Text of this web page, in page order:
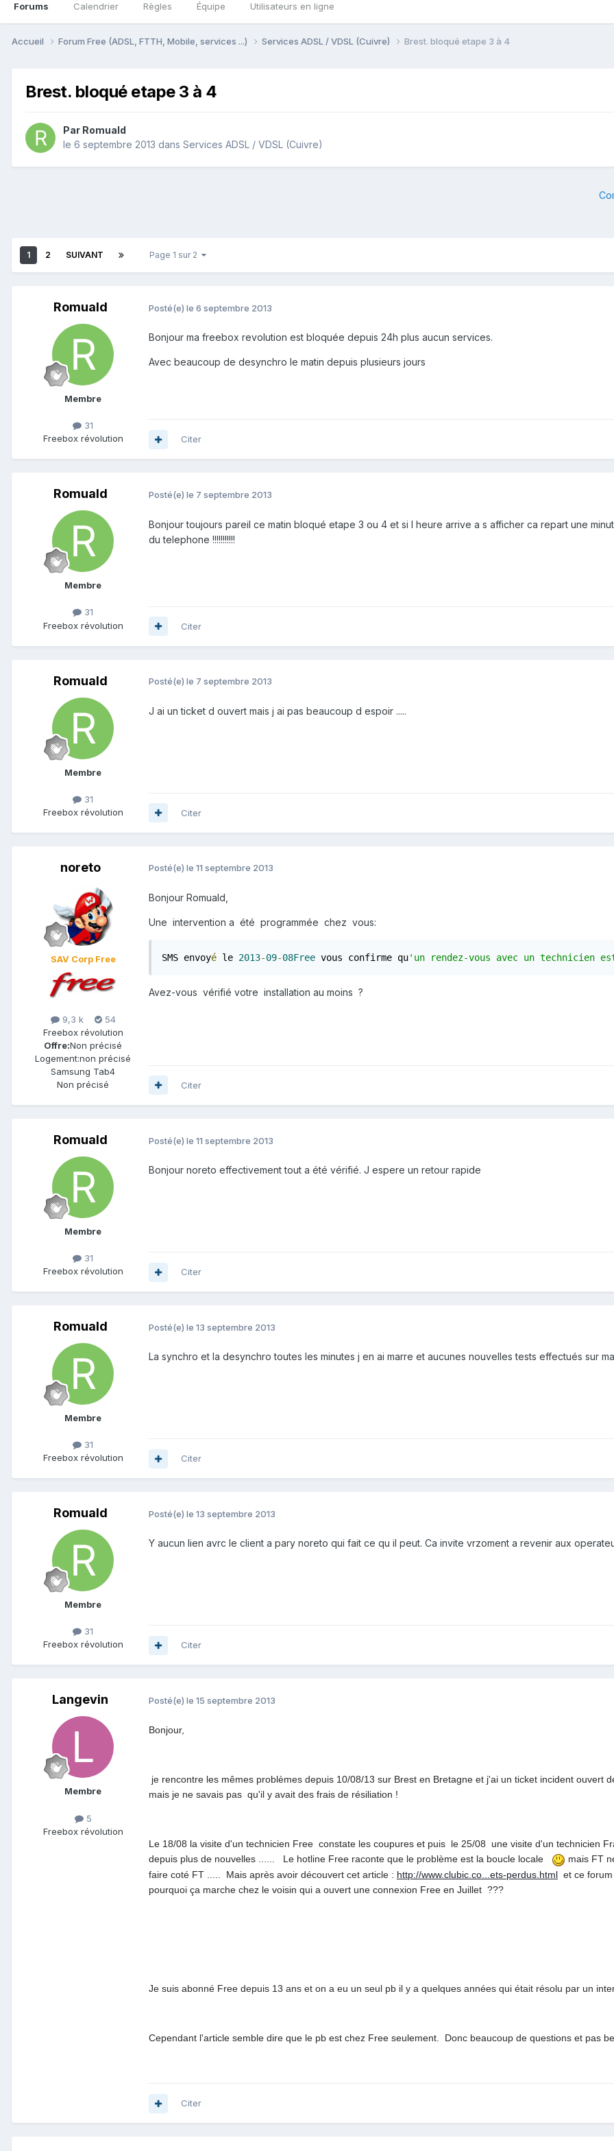
Forums Calendrier Règles Équipe Utilisateurs en ligne
Accueil Forum Free (ADSL, FTTH, Mobile, services ...) Services ADSL / VDSL (Cuivre) Brest. bloqué etape 3 à 4
Brest. bloqué etape 3 à 4
Par Romuald
le 6 septembre 2013 dans Services ADSL / VDSL (Cuivre)
1 2 SUIVANT Page 1 sur 2
Romuald
Membre
31
Freebox révolution
Posté(e) le 6 septembre 2013
Bonjour ma freebox revolution est bloquée depuis 24h plus aucun services.
Avec beaucoup de desynchro le matin depuis plusieurs jours
Citer
Romuald
Membre
31
Freebox révolution
Posté(e) le 7 septembre 2013
Bonjour toujours pareil ce matin bloqué etape 3 ou 4 et si l heure arrive a s afficher ca repart une
du telephone !!!!!!!!!!!
Citer
Romuald
Membre
31
Freebox révolution
Posté(e) le 7 septembre 2013
J ai un ticket d ouvert mais j ai pas beaucoup d espoir .....
Citer
noreto
SAV Corp Free
9,3 k
54
Freebox révolution
Offre:Non précisé
Logement:non précisé
Samsung Tab4
Non précisé
Posté(e) le 11 septembre 2013
Bonjour Romuald,
Une intervention a été programmée chez vous:
SMS envoyé le 2013-09-08Free vous confirme qu'un rendez-vous avec un technicien
Avez-vous vérifié votre installation au moins ?
Citer
Romuald
Membre
31
Freebox révolution
Posté(e) le 11 septembre 2013
Bonjour noreto effectivement tout a été vérifié. J espere un retour rapide
Citer
Romuald
Membre
31
Freebox révolution
Posté(e) le 13 septembre 2013
La synchro et la desynchro toutes les minutes j en ai marre et aucunes nouvelles tests effectués sur
Citer
Romuald
Membre
31
Freebox révolution
Posté(e) le 13 septembre 2013
Y aucun lien avrc le client a pary noreto qui fait ce qu il peut. Ca invite vrzoment a revenir aux
Citer
Langevin
Membre
5
Freebox révolution
Posté(e) le 15 septembre 2013
Bonjour,
je rencontre les mêmes problèmes depuis 10/08/13 sur Brest en Bretagne et j'ai un ticket incident ouvert
mais je ne savais pas qu'il y avait des frais de résiliation !
Le 18/08 la visite d'un technicien Free constate les coupures et puis le 25/08 une visite d'un technicien
depuis plus de nouvelles ...... Le hotline Free raconte que le problème est la boucle locale
mais FT
faire coté FT ..... Mais après avoir découvert cet article : http://www.clubic.co...ets-perdus.html et ce
pourquoi ça marche chez le voisin qui a ouvert une connexion Free en Juillet ???
Je suis abonné Free depuis 13 ans et on a eu un seul pb il y a quelques années qui était résolu par un
Cependant l'article semble dire que le pb est chez Free seulement. Donc beaucoup de questions et pas
Citer